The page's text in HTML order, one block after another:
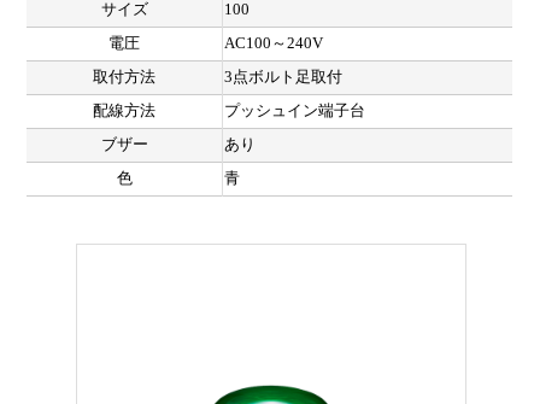
サイズ
100
電圧
AC100～240V
取付方法
3点ボルト足取付
配線方法
プッシュイン端子台
ブザー
あり
色
青